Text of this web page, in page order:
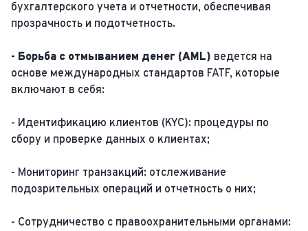
бухгалтерского учета и отчетности, обеспечивая
прозрачность и подотчетность.
- Борьба с отмыванием денег (AML) ведется на
основе международных стандартов FATF, которые
включают в себя:
- Идентификацию клиентов (KYC): процедуры по
сбору и проверке данных о клиентах;
- Мониторинг транзакций: отслеживание
подозрительных операций и отчетность о них;
- Сотрудничество с правоохранительными органами: